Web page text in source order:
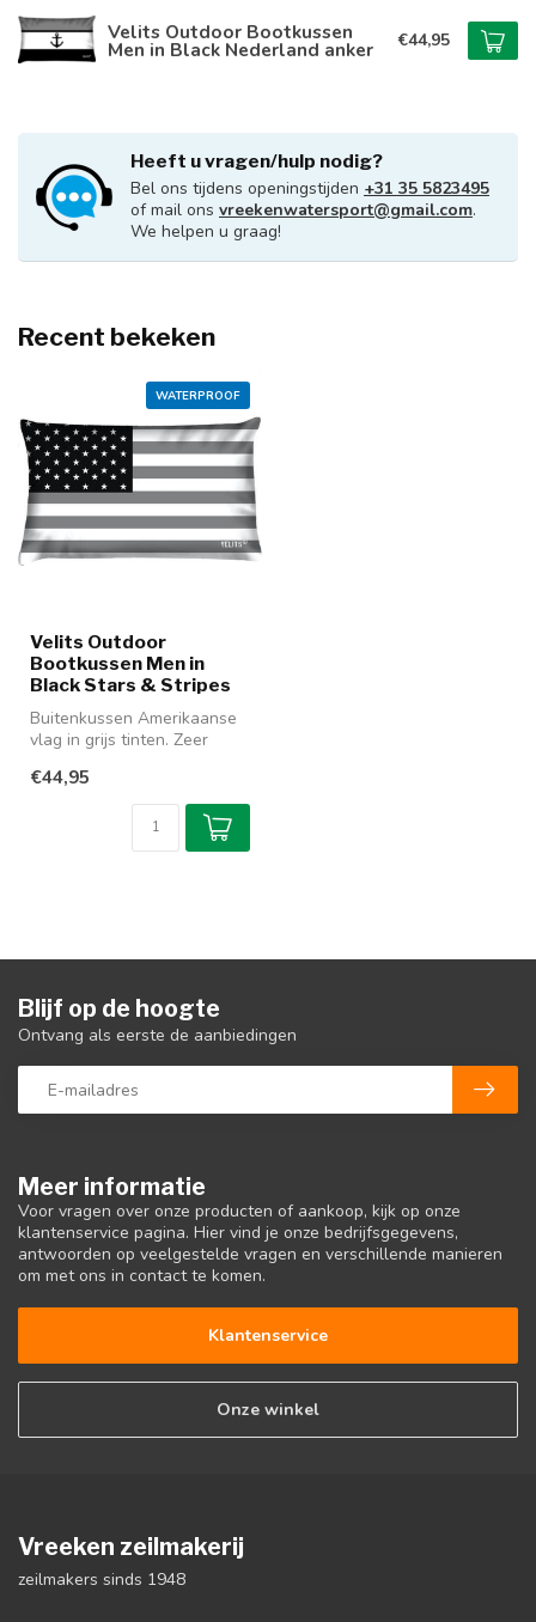
Velits Outdoor Bootkussen
Men in Black Nederland anker €44,95
Heeft u vragen/hulp nodig?
Bel ons tijdens openingstijden +31 35 5823495
of mail ons vreekenwatersport@gmail.com.
We helpen u graag!
Recent bekeken
WATERPROOF
Velits Outdoor
Bootkussen Men in
Black Stars & Stripes
Buitenkussen Amerikaanse
vlag in grijs tinten. Zeer
slo...
€44,95
Meer informatie
Voor vragen over onze producten of aankoop, kijk op onze
klantenservice pagina. Hier vind je onze bedrijfsgegevens,
antwoorden op veelgestelde vragen en verschillende manieren
om met ons in contact te komen.
Klantenservice
Onze winkel
Blijf op de hoogte
Ontvang als eerste de aanbiedingen
Vreeken zeilmakerij
zeilmakers sinds 1948